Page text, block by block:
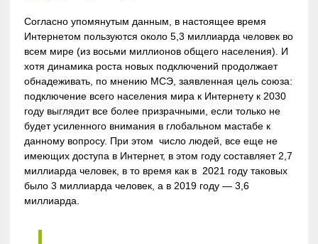
Согласно упомянутым данным, в настоящее время
Интернетом пользуются около 5,3 миллиарда человек во
всем мире (из восьми миллионов общего населения). И
хотя динамика роста новых подключений продолжает
обнадеживать, по мнению МСЭ, заявленная цель союза:
подключение всего населения мира к Интернету к 2030
году выглядит все более призрачными, если только не
будет усиленного внимания в глобальном мастабе к
данному вопросу. При этом число людей, все еще не
имеющих доступа в Интернет, в этом году составляет 2,7
миллиарда человек, в то время как в 2021 году таковых
было 3 миллиарда человек, а в 2019 году — 3,6
миллиарда.